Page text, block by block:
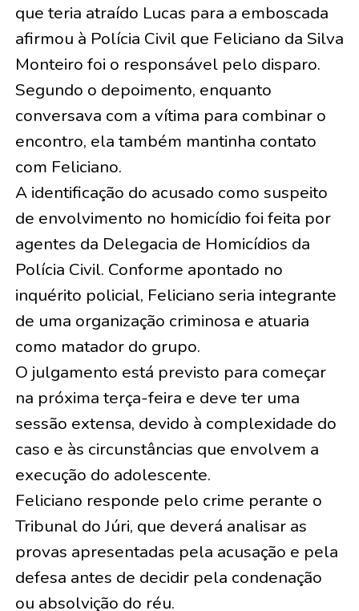
que teria atraído Lucas para a emboscada
afirmou à Polícia Civil que Feliciano da Silva
Monteiro foi o responsável pelo disparo.
Segundo o depoimento, enquanto
conversava com a vítima para combinar o
encontro, ela também mantinha contato
com Feliciano.
A identificação do acusado como suspeito
de envolvimento no homicídio foi feita por
agentes da Delegacia de Homicídios da
Polícia Civil. Conforme apontado no
inquérito policial, Feliciano seria integrante
de uma organização criminosa e atuaria
como matador do grupo.
O julgamento está previsto para começar
na próxima terça-feira e deve ter uma
sessão extensa, devido à complexidade do
caso e às circunstâncias que envolvem a
execução do adolescente.
Feliciano responde pelo crime perante o
Tribunal do Júri, que deverá analisar as
provas apresentadas pela acusação e pela
defesa antes de decidir pela condenação
ou absolvição do réu.